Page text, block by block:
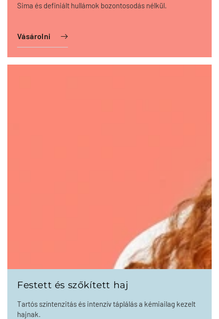
Sima és definiált hullámok bozontosodás nélkül.
Vásárolni
Festett és szőkített haj
Tartós színtenzitás és intenzív táplálás a kémiailag kezelt
hajnak.